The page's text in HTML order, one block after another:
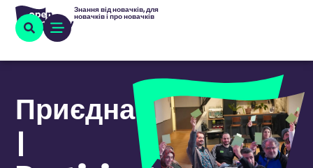
Знання від новачків, для
новачків і про новачків
Приєднатися
|